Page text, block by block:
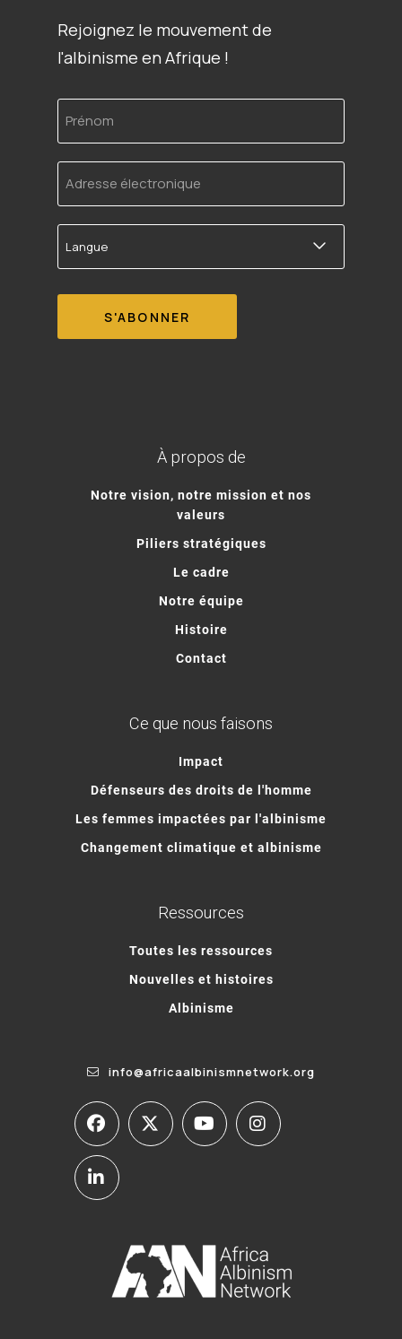
Rejoignez le mouvement de
l'albinisme en Afrique !
Prénom
Adresse
électronique
Langue
À propos de
Notre vision, notre mission et nos
valeurs
Piliers stratégiques
Le cadre
Notre équipe
Histoire
Contact
Ce que nous faisons
Impact
Défenseurs des droits de l'homme
Les femmes impactées par l'albinisme
Changement climatique et albinisme
Ressources
Toutes les ressources
Nouvelles et histoires
Albinisme
info@africaalbinismnetwork.org